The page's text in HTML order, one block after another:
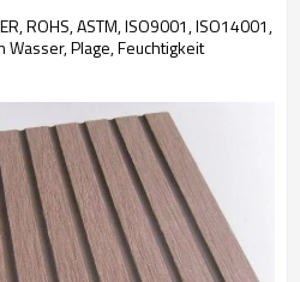
ROHS, ASTM, ISO9001, ISO14001,
Plage, Feuchtigkeit